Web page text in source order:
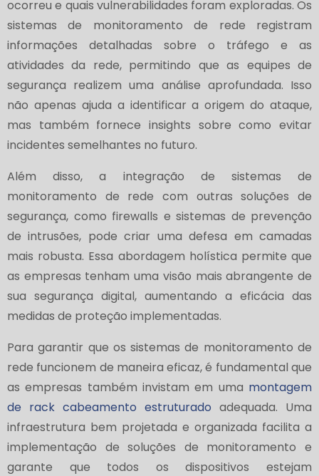
ocorreu e quais vulnerabilidades foram exploradas. Os
sistemas de monitoramento de rede registram
informações detalhadas sobre o tráfego e as
atividades da rede, permitindo que as equipes de
segurança realizem uma análise aprofundada. Isso
não apenas ajuda a identificar a origem do ataque,
mas também fornece insights sobre como evitar
incidentes semelhantes no futuro.
Além disso, a integração de sistemas de
monitoramento de rede com outras soluções de
segurança, como firewalls e sistemas de prevenção
de intrusões, pode criar uma defesa em camadas
mais robusta. Essa abordagem holística permite que
as empresas tenham uma visão mais abrangente de
sua segurança digital, aumentando a eficácia das
medidas de proteção implementadas.
Para garantir que os sistemas de monitoramento de
rede funcionem de maneira eficaz, é fundamental que
as empresas também invistam em uma montagem
de rack cabeamento estruturado adequada. Uma
infraestrutura bem projetada e organizada facilita a
implementação de soluções de monitoramento e
garante que todos os dispositivos estejam